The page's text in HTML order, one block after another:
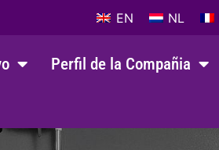
EN NL
Perfil de la Compañia